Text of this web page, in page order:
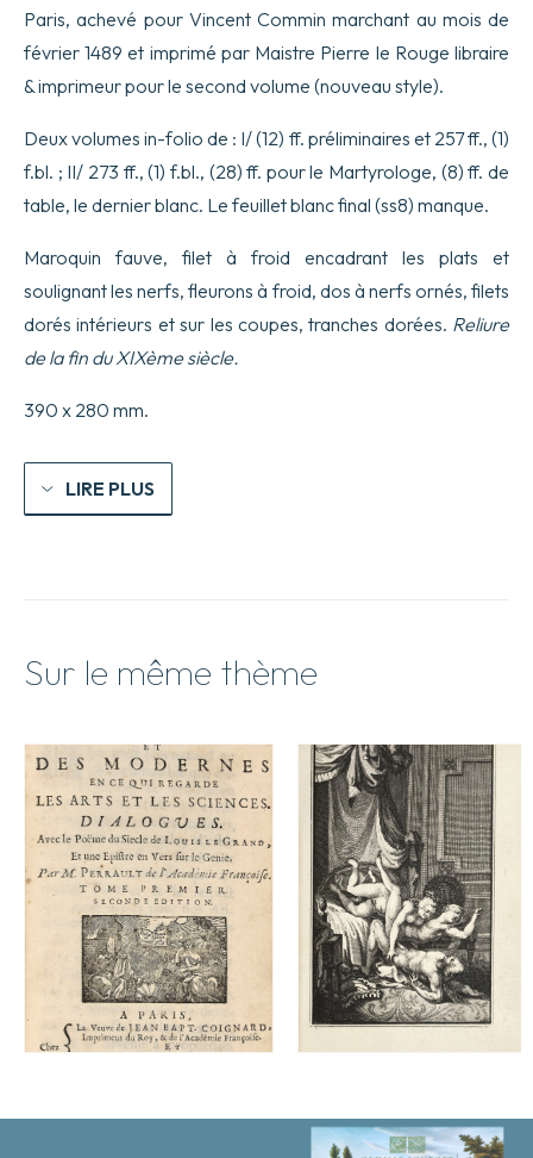
Paris, achevé pour Vincent Commin marchant au mois de
février 1489 et imprimé par Maistre Pierre le Rouge libraire
& imprimeur pour le second volume (nouveau style).
Deux volumes in-folio de : I/ (12) ff. préliminaires et 257 ff., (1)
f.bl. ; II/ 273 ff., (1) f.bl., (28) ff. pour le Martyrologe, (8) ff. de
table, le dernier blanc. Le feuillet blanc final (ss8) manque.
Maroquin fauve, filet à froid encadrant les plats et
soulignant les nerfs, fleurons à froid, dos à nerfs ornés, filets
dorés intérieurs et sur les coupes, tranches dorées. Reliure
de la fin du XIXème siècle.
390 x 280 mm.
LIRE PLUS
Sur le même thème